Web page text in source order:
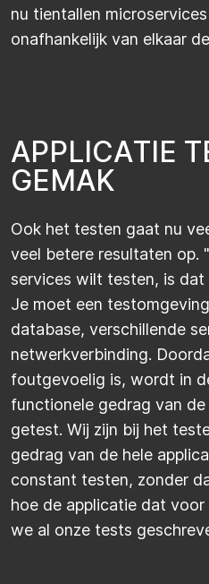
nu tientallen
onafhankelijk van elkaar
APPLICATIE T
GEMAK
Ook het testen gaat nu
veel betere resultaten op.
services wilt testen, is dat
Je moet een
database, verschillende
netwerkverbinding.
foutgevoelig is, wordt in
functionele gedrag van
getest. Wij zijn bij het
gedrag van de hele
constant testen, zonder
hoe de applicatie dat
we al onze tests